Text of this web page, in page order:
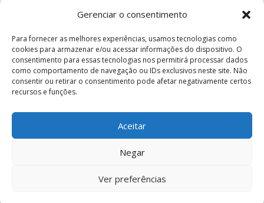
Gerenciar o consentimento
Para fornecer as melhores experiências, usamos tecnologias como
cookies para armazenar e/ou acessar informações do dispositivo. O
consentimento para essas tecnologias nos permitirá processar dados
como comportamento de navegação ou IDs exclusivos neste site. Não
consentir ou retirar o consentimento pode afetar negativamente certos
recursos e funções.
Aceitar
Negar
Ver preferências
© Copyright 2011-2026
Agência de Comunicação Grita São Paulo